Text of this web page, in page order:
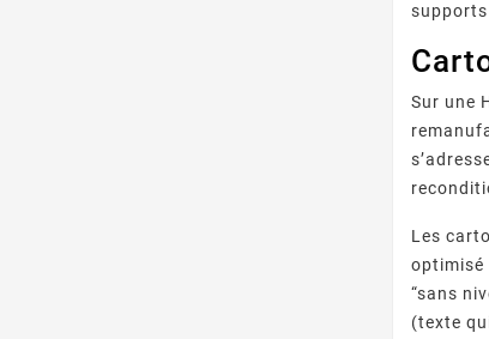
Sur une
Les
optimisé
“sans
(texte